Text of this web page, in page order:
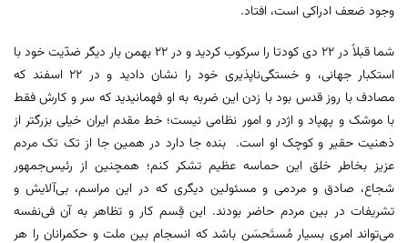
وجود ضعف ادراکی است، افتاد.
شما قبلاً در ۲۲ دی کودتا را سرکوب کردید و در ۲۲ بهمن بار دیگر ضدّیت خود با
استکبار جهانی، و خستگی‌ناپذیری خود را نشان دادید و در ۲۲ اسفند که
مصادف با روز قدس بود با زدن این ضربه به او فهمانیدید که سر و کارش فقط
با موشک و پهپاد و اژدر و امور نظامی نیست؛ خط مقدم ایران خیلی بزرگتر از
ذهنیت حقیر و کوچک او است. بنده جا دارد در همین جا از تک تک مردم
عزیز بخاطر خلق این حماسه عظیم تشکر کنم؛ همچنین از رئیس‌جمهور
شجاع، صادق و مردمی و مسئولین دیگری که در این مراسم، بی‌آلایش و
تشریفات در بین مردم حاضر بودند. این قِسم کار و تظاهر به آن فی‌نفسه
می‌تواند امری بسیار مُستَحسَن باشد که انسجام بین ملت و حکمرانان را هر